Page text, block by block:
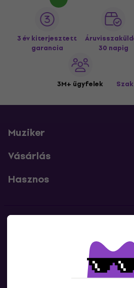
3 év kiterjesztett
garancia
30 napig
3M+ ügyfelek
Muziker
Vásárlás
Hasznos
Lépj kapcsolatba